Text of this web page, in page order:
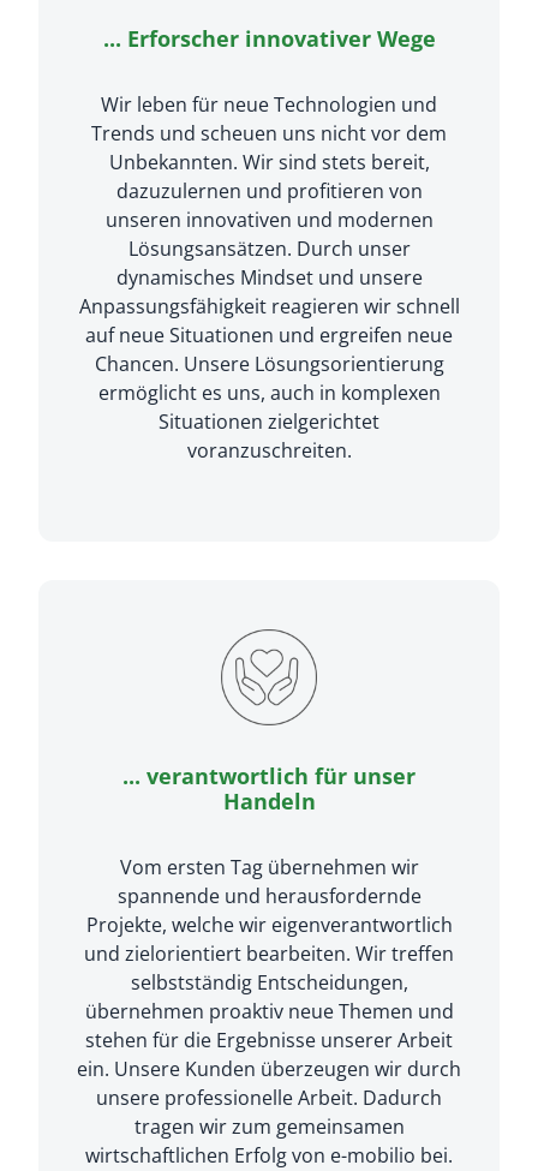
... Erforscher innovativer Wege
Wir leben für neue Technologien und
Trends und scheuen uns nicht vor dem
Unbekannten. Wir sind stets bereit,
dazuzulernen und profitieren von
unseren innovativen und modernen
Lösungsansätzen. Durch unser
dynamisches Mindset und unsere
Anpassungsfähigkeit reagieren wir schnell
auf neue Situationen und ergreifen neue
Chancen. Unsere Lösungsorientierung
ermöglicht es uns, auch in komplexen
Situationen zielgerichtet
voranzuschreiten.
... verantwortlich für unser
Handeln
Vom ersten Tag übernehmen wir
spannende und herausfordernde
Projekte, welche wir eigenverantwortlich
und zielorientiert bearbeiten. Wir treffen
selbstständig Entscheidungen,
übernehmen proaktiv neue Themen und
stehen für die Ergebnisse unserer Arbeit
ein. Unsere Kunden überzeugen wir durch
unsere professionelle Arbeit. Dadurch
tragen wir zum gemeinsamen
wirtschaftlichen Erfolg von e-mobilio bei.